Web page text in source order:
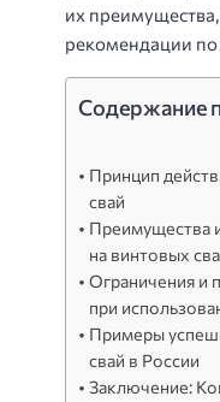
их
рекомендации
Содержание
Принцип
свай
Преимущества
на винтовых
Ограничения и
при
Примеры
свай в России
Заключение: